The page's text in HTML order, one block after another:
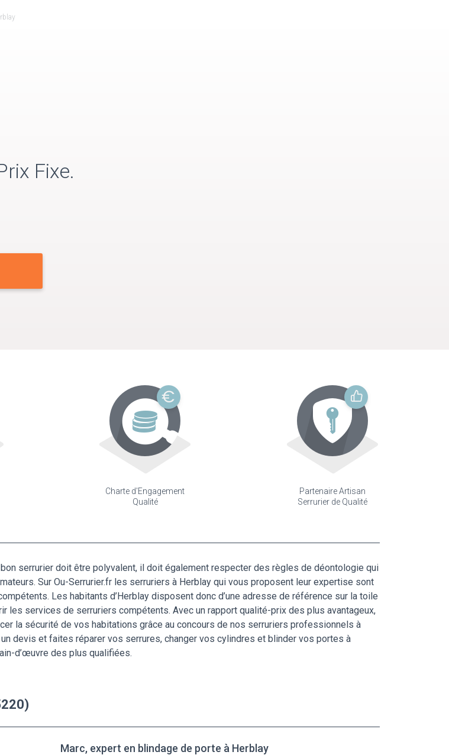
Fixe.
Charte d'Engagement
Qualité
Partenaire Artisan
Serrurier de Qualité
bon serrurier doit être polyvalent, il doit également respecter des règles de déontologie qui
Sur Ou-Serrurier.fr les serruriers à Herblay qui vous proposent leur expertise sont
Les habitants d’Herblay disposent donc d’une adresse de référence sur la toile
les services de serruriers compétents. Avec un rapport qualité-prix des plus avantageux,
la sécurité de vos habitations grâce au concours de nos serruriers professionnels à
un devis et faites réparer vos serrures, changer vos cylindres et blinder vos portes à
d’œuvre des plus qualifiées.
Marc, expert en blindage de porte à Herblay